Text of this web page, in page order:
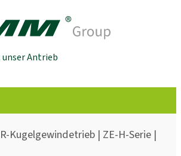
Antrieb
Kugelgewindetrieb | ZE-H-Serie |